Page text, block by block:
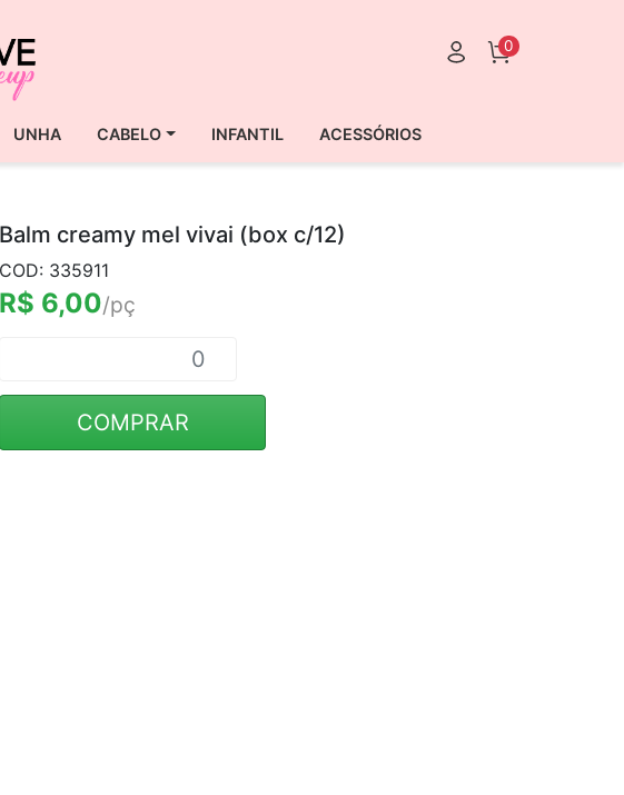
0
UNHA CABELO INFANTIL ACESSÓRIOS
Balm creamy mel vivai (box c/12)
COD: 335911
R$ 6,00/pç
COMPRAR